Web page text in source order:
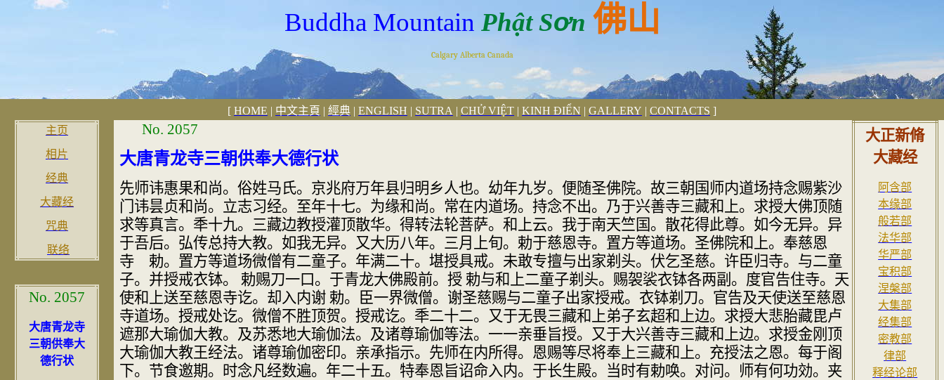
Buddha Mountain Phật Sơn 佛山
Calgary Alberta Canada
[ HOME | 中文主頁 | 經典 | ENGLISH | SUTRA | CHỬ VIỆT | KINH ĐIỂN | GALLERY | CONTACTS ]
主页
相片
经典
大藏经
咒典
联络
No. 2057
大唐青龙寺
三朝供奉大
德行状
大正新脩
大藏经
阿含部
本缘部
般若部
法华部
华严部
宝积部
涅槃部
大集部
经集部
密教部
律部
释经论部
No. 2057
大唐青龙寺三朝供奉大德行状
先师讳惠果和尚。俗姓马氏。京兆府万年县归明乡人也。幼年九岁。便随圣佛院。故三朝 国师内道场持念赐紫沙
门讳昙贞和尚。立志习经。至年十七。为缘和尚。常在内道场。持念不出。乃于兴善寺三藏和上。求授大佛顶随
求等真言。秊十九。三藏边教授灌顶散华。 得转法轮菩萨。和上云。我于南天竺国。散花得此尊。如今无异。异
于吾后。弘传总持大教。 如我无异。又大历八年。三月上旬。勅于慈恩寺。置方等道场。圣佛院和上。奉慈恩
寺勅。置方等道场微僧有二童子。年满二十。堪授具戒。未敢专擅与出家剃头。伏乞圣慈。许臣归寺。与二童
子。并授戒衣钵。 勅赐刀一口。于青龙大佛殿前。授 勅与和上二童子剃 头。赐袈裟衣钵各两副。度官告住寺。天
使和 上送至慈恩寺讫。却入内谢 勅。臣一界微僧。谢圣慈赐与二童子出家授戒。衣钵剃刀。 官告及天使送至慈恩
寺道场。授戒处讫。微僧不胜顶贺。授戒讫。秊二十二。又于无畏三藏和上弟子玄超和上边。求授大悲胎藏毘卢
遮那大瑜伽大教。及苏悉地大瑜伽法。及诸尊瑜伽等法。一一亲垂旨授。又于大兴善寺三藏和上边。求授金刚顶
大瑜伽大教王经法。诸尊瑜伽密印。亲承指示。先师在内所得。恩赐等尽将奉上三藏和上。充授法之恩。 每于阁
下。节食邀期。时念凡经数遍。年二十五。特奉恩旨诏命入内。于长生殿。当时有勅唤。对问。师有何功効。夹